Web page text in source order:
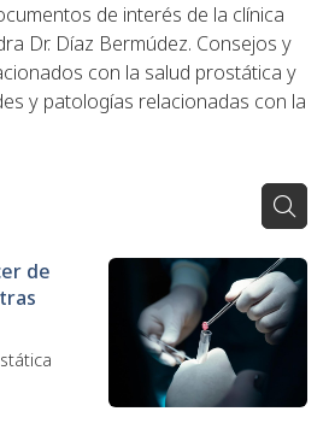
de interés de la clínica
Dr. Díaz Bermúdez. Consejos y
con la salud prostática y
y patologías relacionadas con la
de